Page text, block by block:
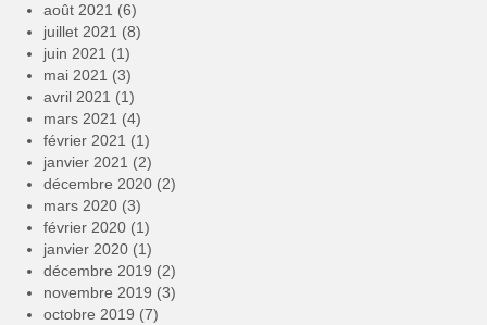
août 2021 (6)
juillet 2021 (8)
juin 2021 (1)
mai 2021 (3)
avril 2021 (1)
mars 2021 (4)
février 2021 (1)
janvier 2021 (2)
décembre 2020 (2)
mars 2020 (3)
février 2020 (1)
janvier 2020 (1)
décembre 2019 (2)
novembre 2019 (3)
octobre 2019 (7)